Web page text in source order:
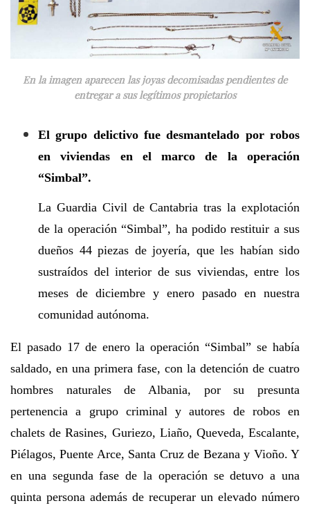
En la imagen aparecen las joyas decomisadas pendientes de
entregar a sus legítimos propietarios
El grupo delictivo fue desmantelado por robos
en viviendas en el marco de la operación
“Simbal”.
La Guardia Civil de Cantabria tras la explotación
de la operación “Simbal”, ha podido restituir a sus
dueños 44 piezas de joyería, que les habían sido
sustraídos del interior de sus viviendas, entre los
meses de diciembre y enero pasado en nuestra
comunidad autónoma.
El pasado 17 de enero la operación “Simbal” se había
saldado, en una primera fase, con la detención de cuatro
hombres naturales de Albania, por su presunta
pertenencia a grupo criminal y autores de robos en
chalets de Rasines, Guriezo, Liaño, Queveda, Escalante,
Piélagos, Puente Arce, Santa Cruz de Bezana y Vioño. Y
en una segunda fase de la operación se detuvo a una
quinta persona además de recuperar un elevado número